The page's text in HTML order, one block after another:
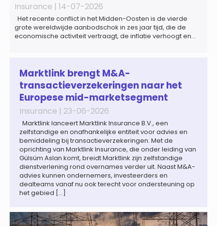
Insurance | 14-07-2026
Het recente conflict in het Midden-Oosten is de vierde
grote wereldwijde aanbodschok in zes jaar tijd, die de
economische activiteit vertraagt, de inflatie verhoogt en
wereldwijd naar verwachting afnemen tot 1,3% in reële
termen in […]
Marktlink brengt M&A-
transactieverzekeringen naar het
Europese mid-marketsegment
Insurance | 23-06-2026
Marktlink lanceert Marktlink Insurance B.V., een
zelfstandige en onafhankelijke entiteit voor advies en
bemiddeling bij transactieverzekeringen. Met de
oprichting van Marktlink Insurance, die onder leiding van
Gülsüm Aslan komt, breidt Marktlink zijn zelfstandige
dienstverlening rond overnames verder uit. Naast M&A-
advies kunnen ondernemers, investeerders en
dealteams vanaf nu ook terecht voor ondersteuning op
het gebied […]